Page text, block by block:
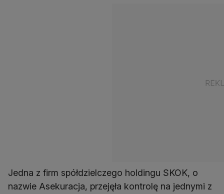
Jedna z firm spółdzielczego holdingu SKOK, o
nazwie Asekuracja, przejęła kontrolę na jednymi z